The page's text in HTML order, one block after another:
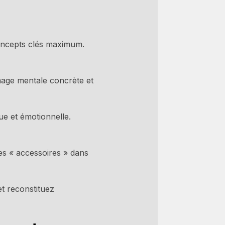
clés maximum.
mentale concrète et
et émotionnelle.
« accessoires » dans
reconstituez